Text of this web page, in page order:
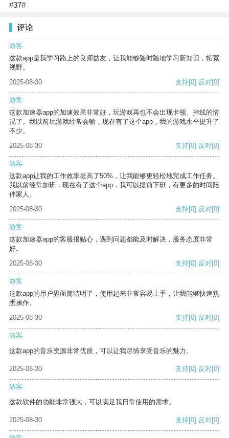
#37#
评论
游客
这款app是我学习路上的良师益友，让我能够随时随地学习新知识，拓宽
视野。
2025-08-30
支持[0] 反对[0]
游客
这款加速器app的加速效果非常好，玩游戏再也不会出现卡顿、掉线的情
况了。我以前玩游戏经常会输，现在有了这个app，我的游戏水平提升了
不少。
2025-08-30
支持[0] 反对[0]
游客
这款app让我的工作效率提高了50%，让我能够更轻松地完成工作任务。
我以前经常加班，现在有了这个app，我可以提前下班，有更多的时间陪
伴家人。
2025-08-30
支持[0] 反对[0]
游客
这款加速器app的客服很贴心，遇到问题都能及时解决，服务态度非常
好。
2025-08-30
支持[0] 反对[0]
游客
这款app的用户界面简洁明了，使用起来非常容易上手，让我能够快速熟
悉操作。
2025-08-30
支持[0] 反对[0]
游客
这款app的音乐资源非常优质，可以让我尽情享受音乐的魅力。
2025-08-30 支持[0] 反对[0]
游客
这款软件的功能非常强大，可以满足我日常使用的需求。
2025-08-30 支持[0] 反对[0]